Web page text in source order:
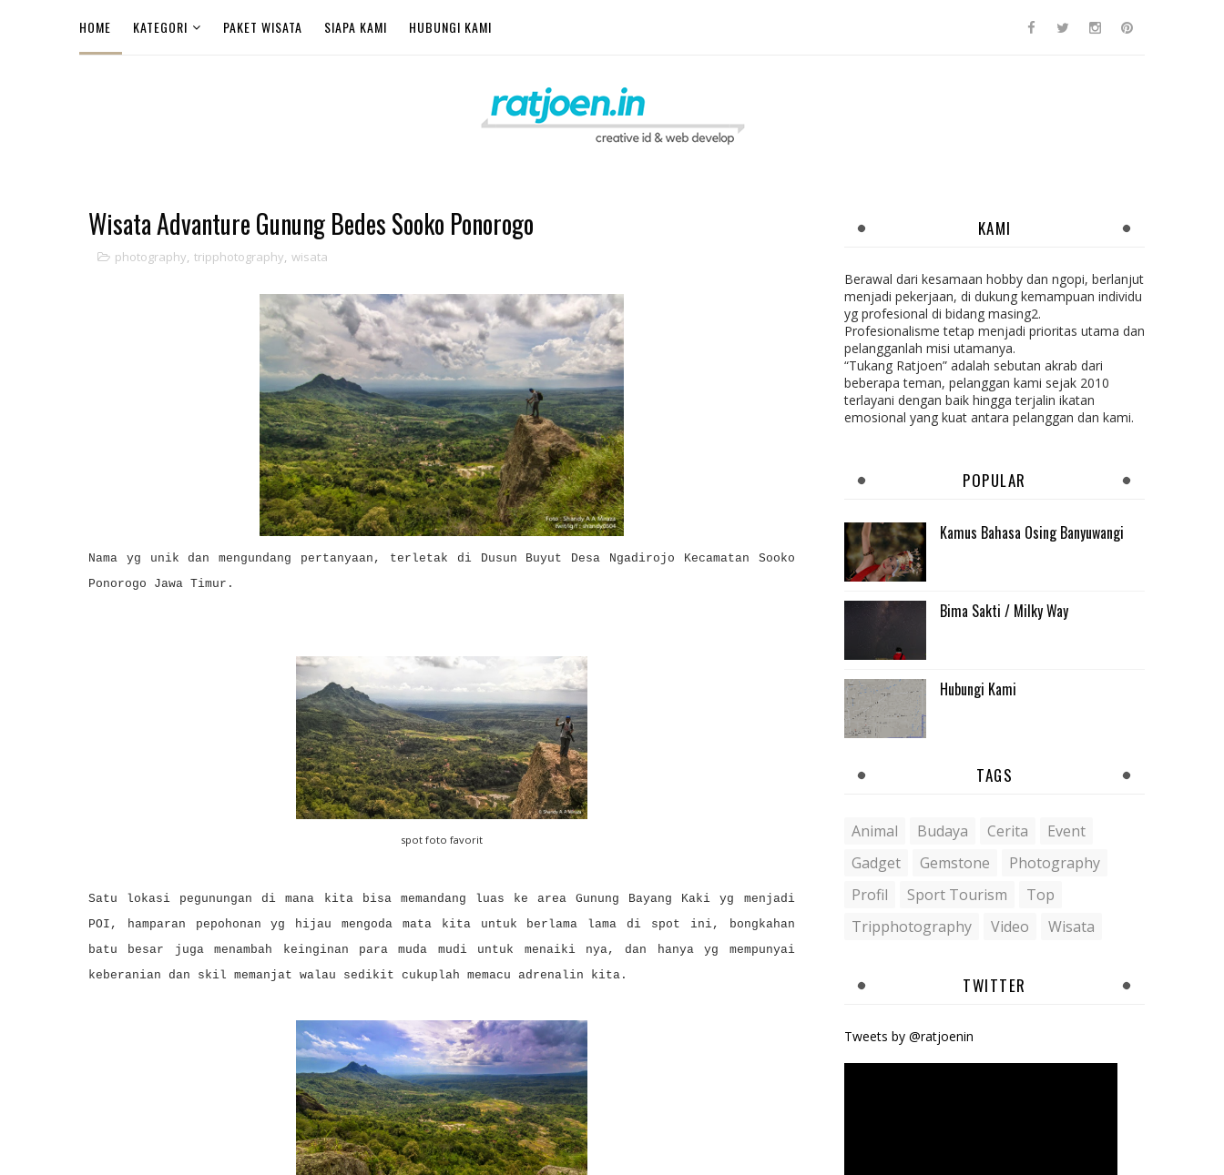
HOME KATEGORI PAKET WISATA SIAPA KAMI HUBUNGI KAMI
Wisata Advanture Gunung Bedes Sooko Ponorogo
photography, tripphotography, wisata
Nama yg unik dan mengundang pertanyaan, terletak di Dusun Buyut Desa Ngadirojo Kecamatan Sooko
Ponorogo Jawa Timur.
spot foto favorit
Satu lokasi pegunungan di mana kita bisa memandang luas ke area Gunung Bayang Kaki yg menjadi
POI, hamparan pepohonan yg hijau mengoda mata kita untuk berlama lama di spot ini, bongkahan
batu besar juga menambah keinginan para muda mudi untuk menaiki nya, dan hanya yg mempunyai
keberanian dan skil memanjat walau sedikit cukuplah memacu adrenalin kita.
KAMI
Berawal dari kesamaan hobby dan ngopi, berlanjut
menjadi pekerjaan, di dukung kemampuan individu
yg profesional di bidang masing2.
Profesionalisme tetap menjadi prioritas utama dan
pelangganlah misi utamanya.
“Tukang Ratjoen” adalah sebutan akrab dari
beberapa teman, pelanggan kami sejak 2010
terlayani dengan baik hingga terjalin ikatan
emosional yang kuat antara pelanggan dan kami.
POPULAR
Kamus Bahasa Osing Banyuwangi
Bima Sakti / Milky Way
Hubungi Kami
TAGS
Animal Budaya Cerita
Event
Gadget
Gemstone
Photography
Profil
Sport Tourism
Top
Tripphotography
Video Wisata
TWITTER
Tweets by @ratjoenin